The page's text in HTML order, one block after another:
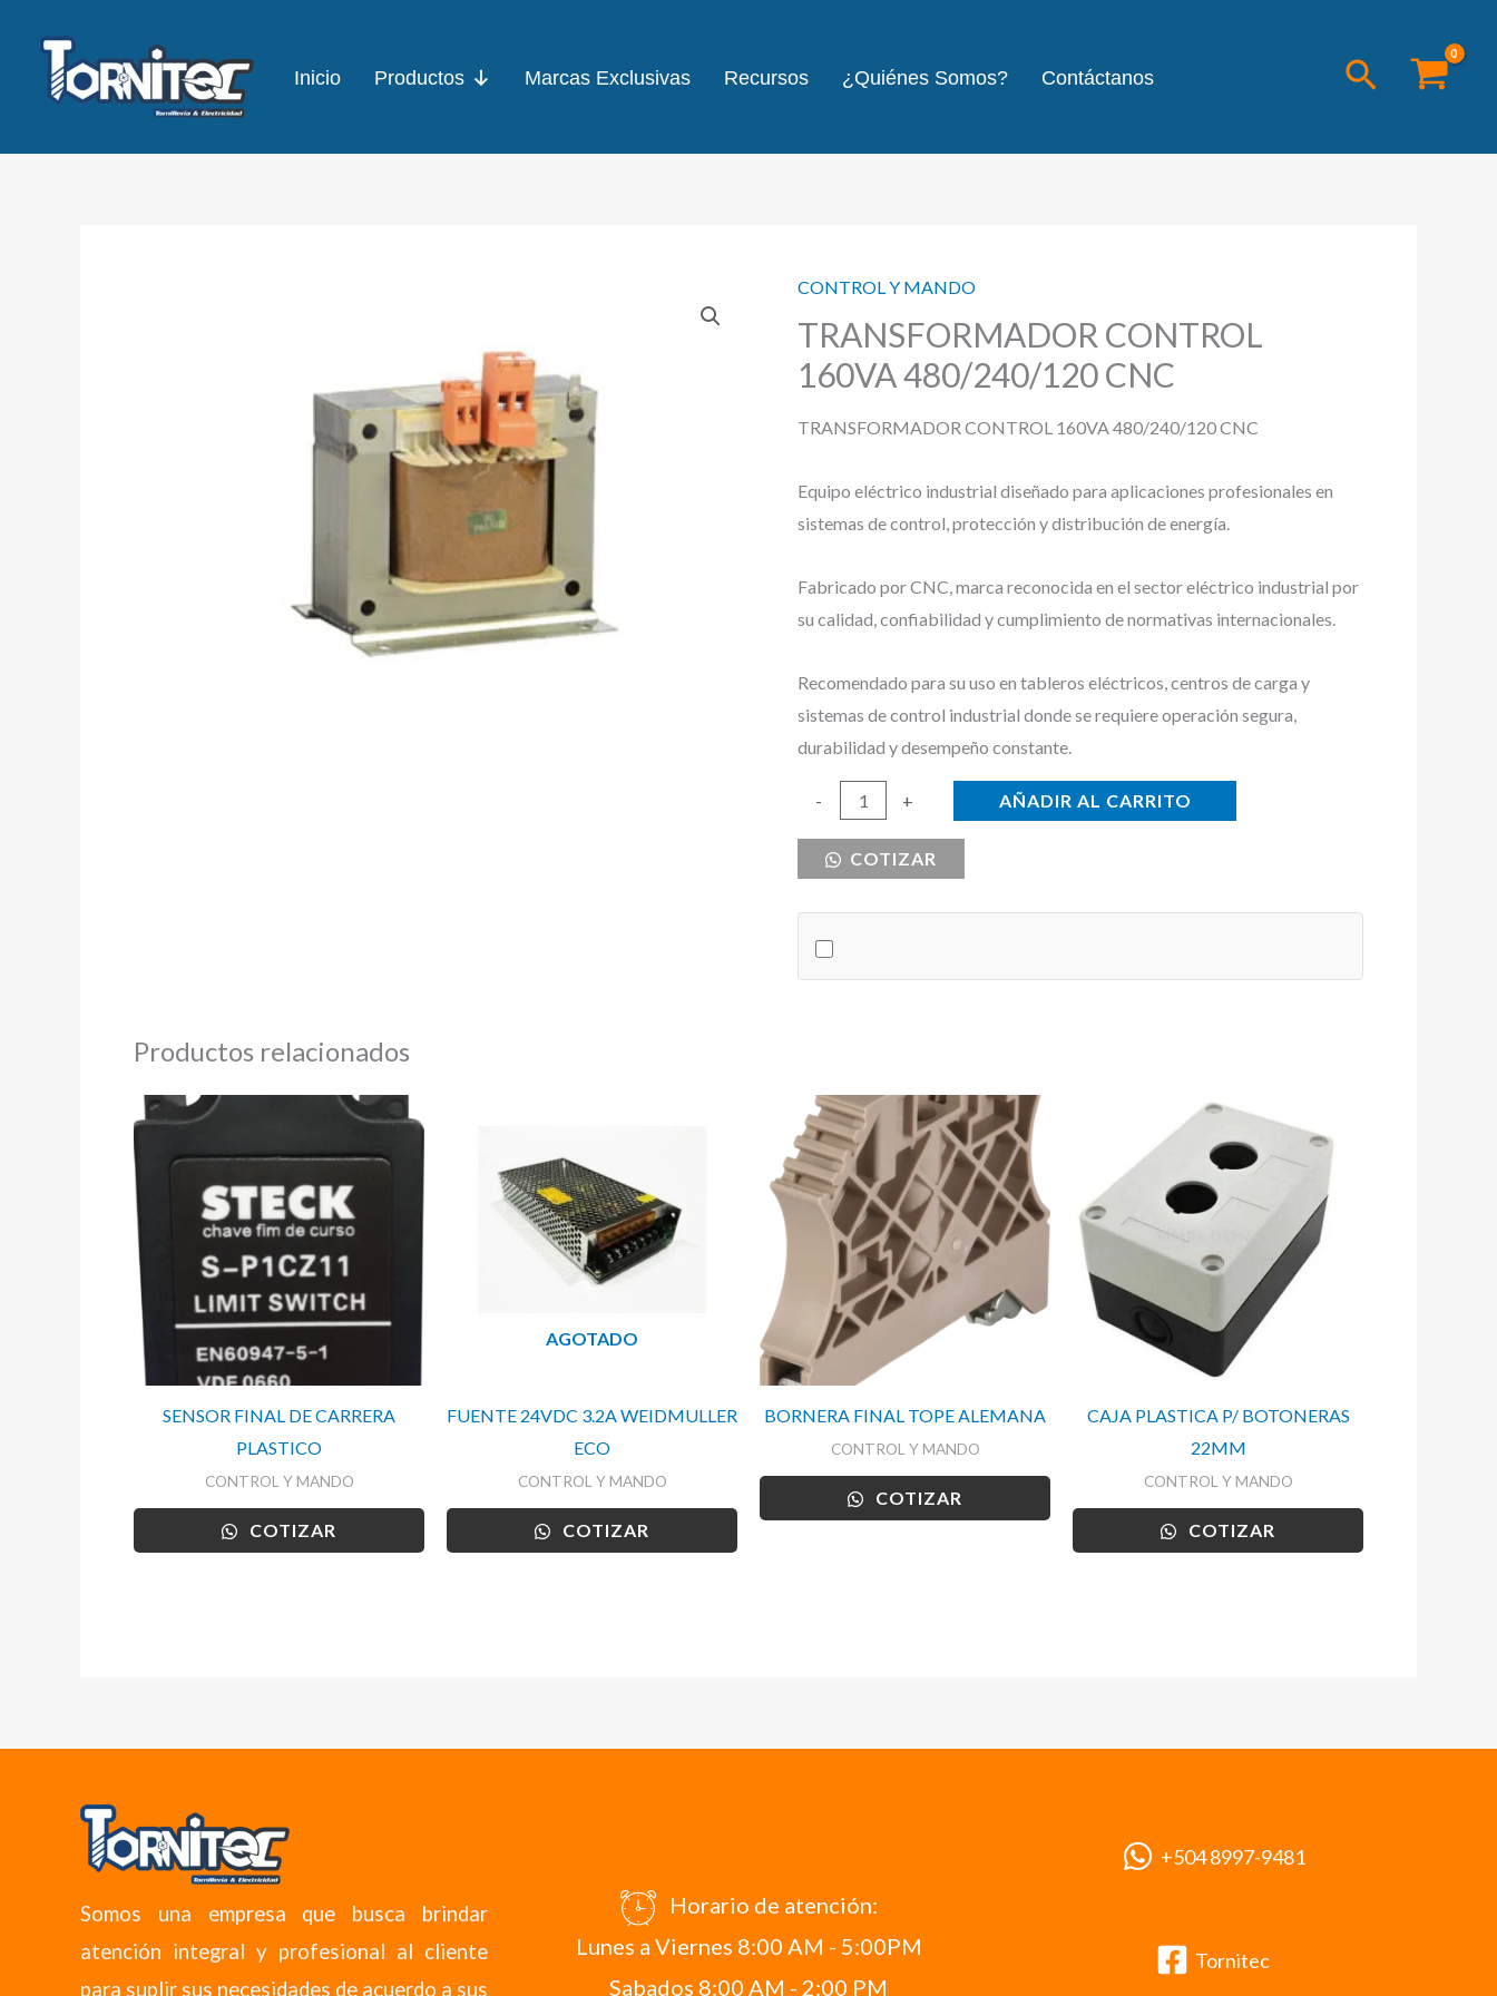
contenido
Inicio Productos Marcas Exclusivas Recursos ¿Quiénes Somos? Contáctanos Buscar
CONTROL Y MANDO
TRANSFORMADOR CONTROL
160VA 480/240/120 CNC
TRANSFORMADOR CONTROL 160VA 480/240/120 CNC
Equipo eléctrico industrial diseñado para aplicaciones profesionales en
sistemas de control, protección y distribución de energía.
Fabricado por CNC, marca reconocida en el sector eléctrico industrial por
su calidad, confiabilidad y cumplimiento de normativas internacionales.
Recomendado para su uso en tableros eléctricos, centros de carga y
sistemas de control industrial donde se requiere operación segura,
durabilidad y desempeño constante.
-
TRANSFORMADOR
160VA
cantidad
+ AÑADIR AL CARRITO
COTIZAR
Productos relacionados
SENSOR FINAL DE CARRERA
PLASTICO
CONTROL Y MANDO
COTIZAR
AGOTADO
FUENTE 24VDC 3.2A WEIDMULLER
ECO
CONTROL Y MANDO
COTIZAR
BORNERA FINAL TOPE ALEMANA
CONTROL Y MANDO
COTIZAR
CAJA PLASTICA P/ BOTONERAS
22MM
CONTROL Y MANDO
COTIZAR
Somos una empresa que busca brindar
atención integral y profesional al cliente
para suplir sus necesidades de acuerdo a sus
Horario de atención:
Lunes a Viernes 8:00 AM - 5:00PM
Sabados 8:00 AM - 2:00 PM
+504 8997-9481
Tornitec